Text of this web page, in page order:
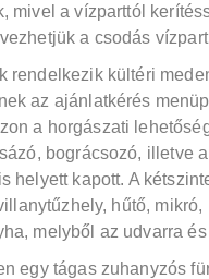
mivel a vízparttól
a csodás
rendelkezik kültéri
az ajánlatkérés
a horgászati
bográcsozó, illetve
helyett kapott. A
hűtő,
melyből az udvarra
egy tágas zuhanyzós